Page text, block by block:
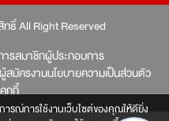
รณ์การใช้งานเว็บไซต์ของคุณให้ดียิ่ง
ธิ์ All Right Reserved
ารสมาชิกผู้ประกอบการ
สมัครงานนโยบายความเป็นส่วนตัว
กกี้